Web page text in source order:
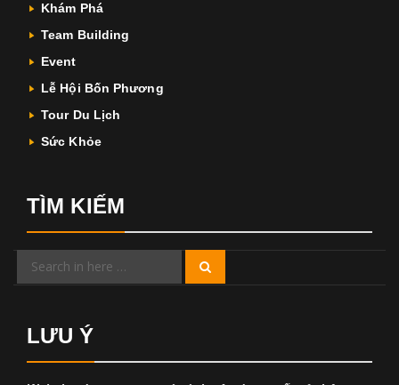
Khám Phá
Team Building
Event
Lễ Hội Bốn Phương
Tour Du Lịch
Sức Khỏe
TÌM KIẾM
Search
LƯU Ý